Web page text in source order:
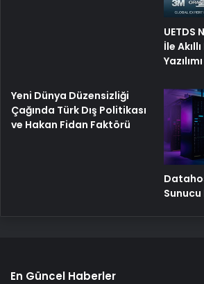
UETDS
İle
Yazılımı
Yeni Dünya Düzensizliği
Çağında Türk Dış Politikası
ve Hakan Fidan Faktörü
En Güncel Haberler